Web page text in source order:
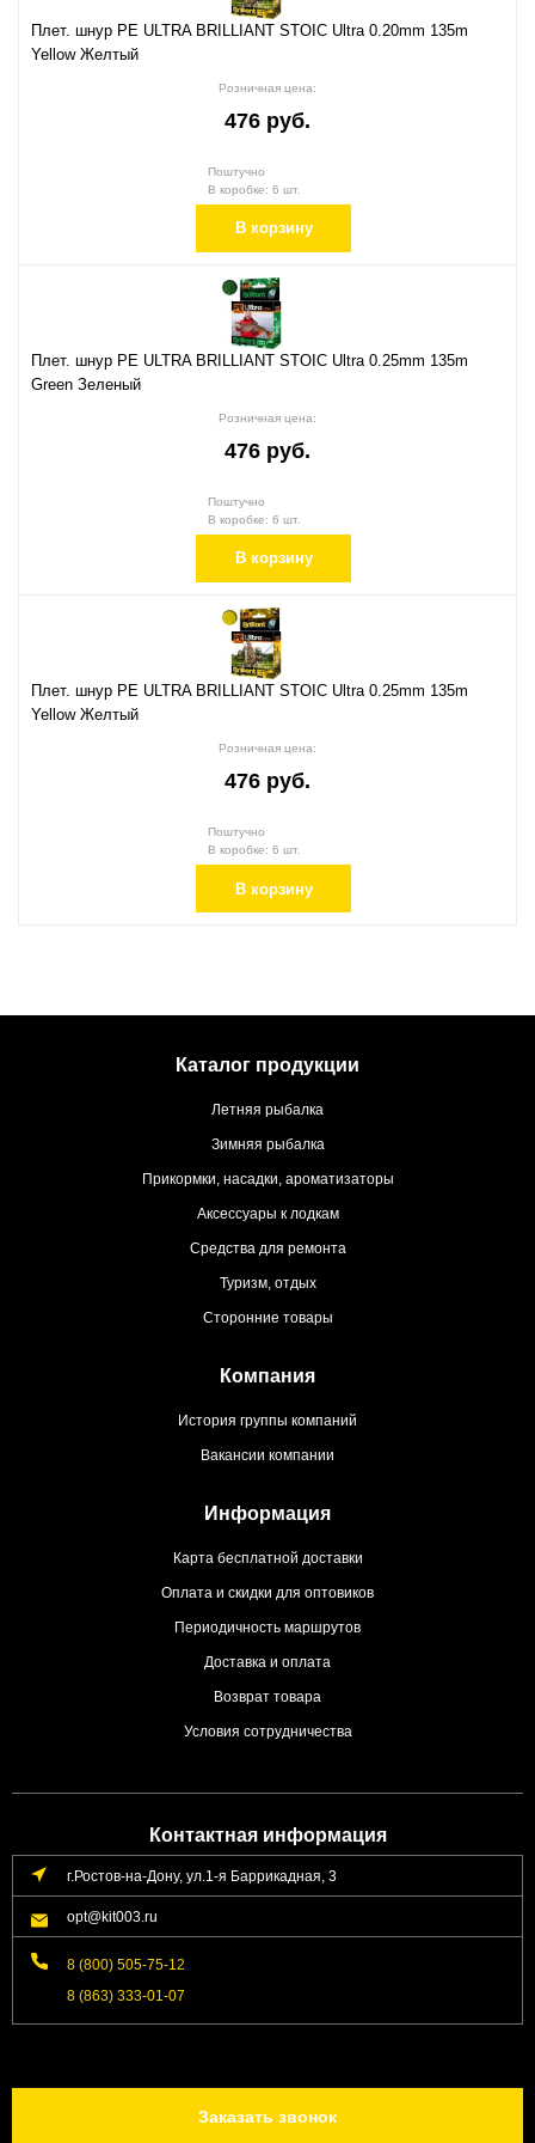
Плет. шнур PE ULTRA BRILLIANT STOIC Ultra 0.20mm 135m
Yellow Желтый
Розничная цена:
476 руб.
Поштучно
В коробке: 6 шт.
В корзину
Плет. шнур PE ULTRA BRILLIANT STOIC Ultra 0.25mm 135m
Green Зеленый
Розничная цена:
476 руб.
Поштучно
В коробке: 6 шт.
В корзину
Плет. шнур PE ULTRA BRILLIANT STOIC Ultra 0.25mm 135m
Yellow Желтый
Розничная цена:
476 руб.
Поштучно
В коробке: 6 шт.
В корзину
Каталог продукции
Летняя рыбалка
Зимняя рыбалка
Прикормки, насадки, ароматизаторы
Аксессуары к лодкам
Средства для ремонта
Туризм, отдых
Сторонние товары
Компания
История группы компаний
Вакансии компании
Информация
Карта бесплатной доставки
Оплата и скидки для оптовиков
Периодичность маршрутов
Доставка и оплата
Возврат товара
Условия сотрудничества
Контактная информация
г.Ростов-на-Дону, ул.1-я Баррикадная, 3
opt@kit003.ru
8 (800) 505-75-12
8 (863) 333-01-07
Заказать звонок